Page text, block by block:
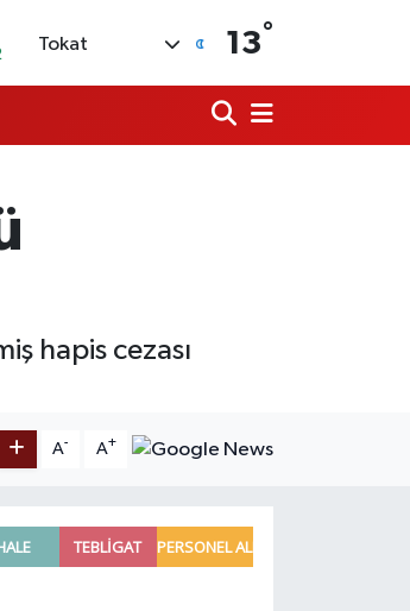
Tokat 13°
hapis cezası
A- A+